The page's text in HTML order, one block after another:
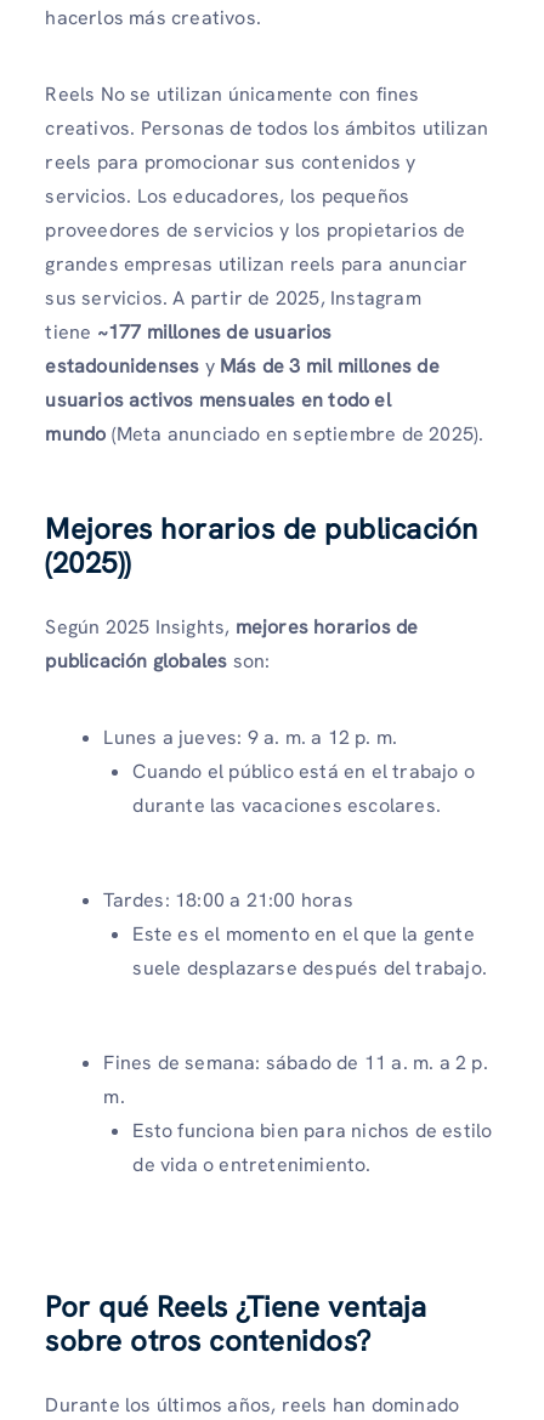
hacerlos más creativos.
Reels No se utilizan únicamente con fines
creativos. Personas de todos los ámbitos utilizan
reels para promocionar sus contenidos y
servicios. Los educadores, los pequeños
proveedores de servicios y los propietarios de
grandes empresas utilizan reels para anunciar
sus servicios. A partir de 2025, Instagram
tiene ~177 millones de usuarios
estadounidenses y Más de 3 mil millones de
usuarios activos mensuales en todo el
mundo (Meta anunciado en septiembre de 2025).
Mejores horarios de publicación
(2025))
Según 2025 Insights, mejores horarios de
publicación globales son:
Lunes a jueves: 9 a. m. a 12 p. m.
Cuando el público está en el trabajo o
durante las vacaciones escolares.
Tardes: 18:00 a 21:00 horas
Este es el momento en el que la gente
suele desplazarse después del trabajo.
Fines de semana: sábado de 11 a. m. a 2 p.
m.
Esto funciona bien para nichos de estilo
de vida o entretenimiento.
Por qué Reels ¿Tiene ventaja
sobre otros contenidos?
Durante los últimos años, reels han dominado